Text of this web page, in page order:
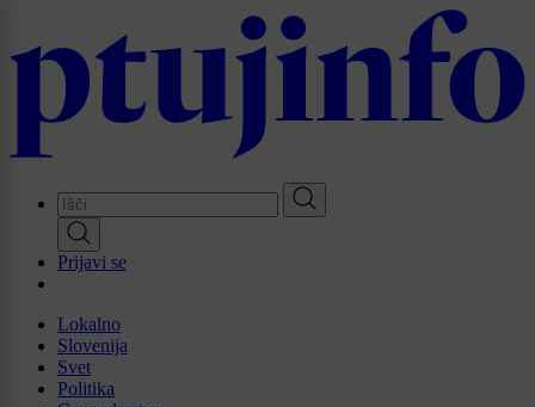
main
Prijavi se
Lokalno
Slovenija
Svet
Politika